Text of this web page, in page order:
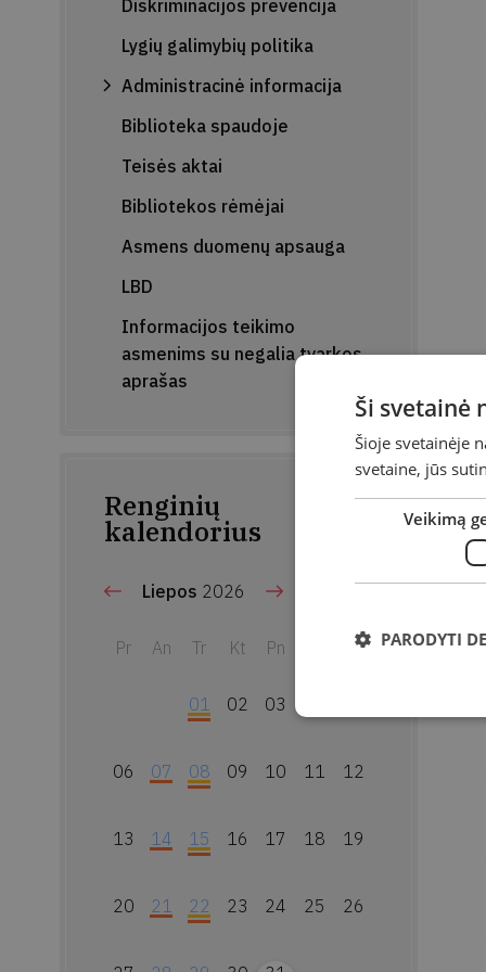
Diskriminacijos prevencija
Lygių galimybių politika
Administracinė informacija
Biblioteka spaudoje
Teisės aktai
Bibliotekos rėmėjai
Asmens duomenų apsauga
LBD
Informacijos teikimo
asmenims su negalia tvarkos
aprašas
Renginių
kalendorius
Liepos 2026
Pr An Tr Kt Pn Sk
01 02 03
06 07 08 09 10 11 12
13 14 15 16 17 18 19
20 21 22 23 24 25 26
Ši svetainė
Šioje svetainėje
svetaine, jūs
Veikimą
PARODYTI